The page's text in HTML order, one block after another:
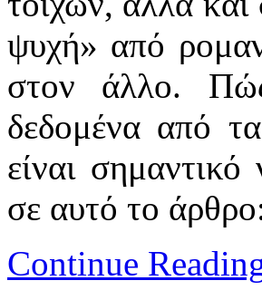
ψυχή» από
στον άλλο.
δεδομένα από
είναι
σε αυτό το
Continue